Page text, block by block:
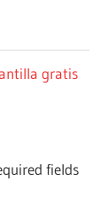
gratis
fields